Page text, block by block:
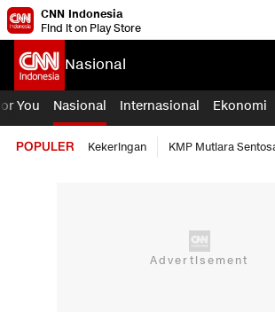
CNN Indonesia
Find it on Play Store
Nasional
You Nasional Internasional Ekonomi
POPULER Kekeringan KMP Mutiara